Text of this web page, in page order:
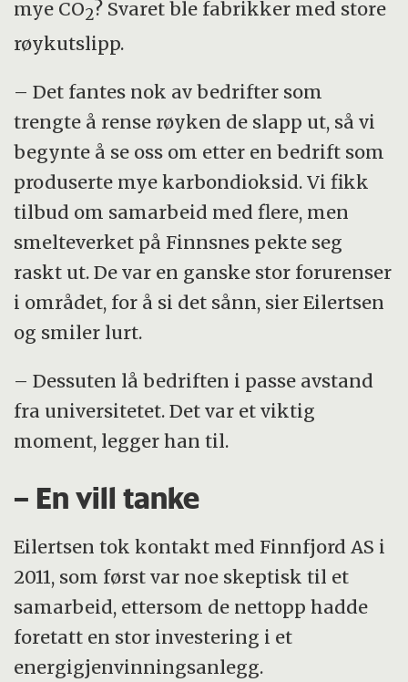
mye CO2? Svaret ble fabrikker med store
røykutslipp.
– Det fantes nok av bedrifter som
trengte å rense røyken de slapp ut, så vi
begynte å se oss om etter en bedrift som
produserte mye karbondioksid. Vi fikk
tilbud om samarbeid med flere, men
smelteverket på Finnsnes pekte seg
raskt ut. De var en ganske stor forurenser
i området, for å si det sånn, sier Eilertsen
og smiler lurt.
– Dessuten lå bedriften i passe avstand
fra universitetet. Det var et viktig
moment, legger han til.
– En vill tanke
Eilertsen tok kontakt med Finnfjord AS i
2011, som først var noe skeptisk til et
samarbeid, ettersom de nettopp hadde
foretatt en stor investering i et
energigjenvinningsanlegg.